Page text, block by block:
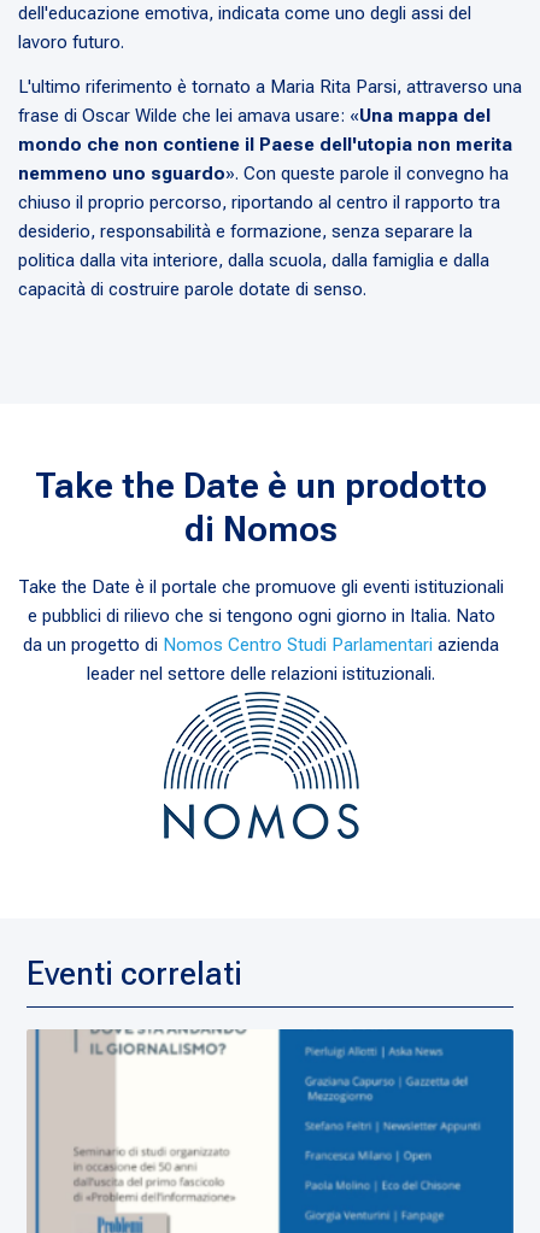
dell'educazione emotiva, indicata come uno degli assi del
lavoro futuro.
L'ultimo riferimento è tornato a Maria Rita Parsi, attraverso una
frase di Oscar Wilde che lei amava usare: «Una mappa del
mondo che non contiene il Paese dell'utopia non merita
nemmeno uno sguardo». Con queste parole il convegno ha
chiuso il proprio percorso, riportando al centro il rapporto tra
desiderio, responsabilità e formazione, senza separare la
politica dalla vita interiore, dalla scuola, dalla famiglia e dalla
capacità di costruire parole dotate di senso.
Take the Date è un prodotto
di Nomos
Take the Date è il portale che promuove gli eventi istituzionali
e pubblici di rilievo che si tengono ogni giorno in Italia. Nato
da un progetto di Nomos Centro Studi Parlamentari azienda
leader nel settore delle relazioni istituzionali.
Eventi correlati